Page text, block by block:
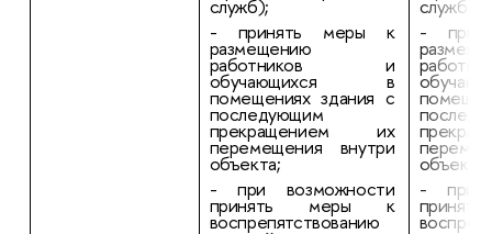
служб);
- принять меры к
размещению
работников и
обучающихся в
помещениях здания с
последующим
прекращением их
перемещения внутри
объекта;
- при возможности
принять меры к
воспрепятствованию
служб);
-
объекта;
- при